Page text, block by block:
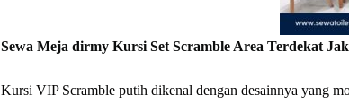
Sewa Meja dirmy Kursi Set Scramble Area Terdekat
Kursi VIP Scramble putih dikenal dengan desainnya yang